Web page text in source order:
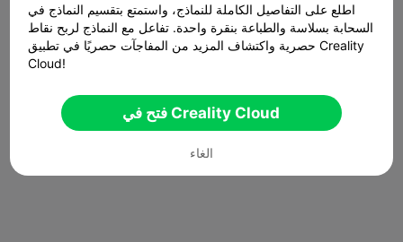
اطلع على التفاصيل الكاملة للنماذج، واستمتع بتقسيم النماذج في
السحابة بسلاسة والطباعة بنقرة واحدة. تفاعل مع النماذج لربح نقاط
حصرية واكتشاف المزيد من المفاجآت حصريًا في تطبيق Creality
Cloud!
فتح في Creality Cloud
الغاء